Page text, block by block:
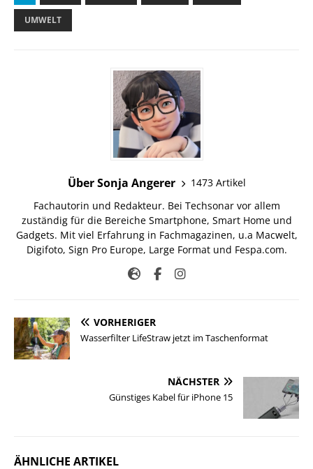
UMWELT
Über Sonja Angerer
1473 Artikel
Fachautorin und Redakteur. Bei Techsonar vor allem
zuständig für die Bereiche Smartphone, Smart Home und
Gadgets. Mit viel Erfahrung in Fachmagazinen, u.a Macwelt,
Digifoto, Sign Pro Europe, Large Format und Fespa.com.
VORHERIGER
Wasserfilter LifeStraw jetzt im Taschenformat
NÄCHSTER
Günstiges Kabel für iPhone 15
ÄHNLICHE ARTIKEL